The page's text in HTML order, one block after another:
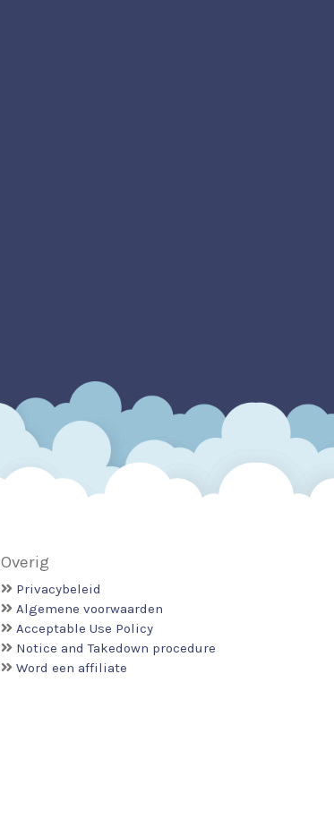
Overig
Privacybeleid
Algemene voorwaarden
Acceptable Use Policy
Notice and Takedown procedure
Word een affiliate